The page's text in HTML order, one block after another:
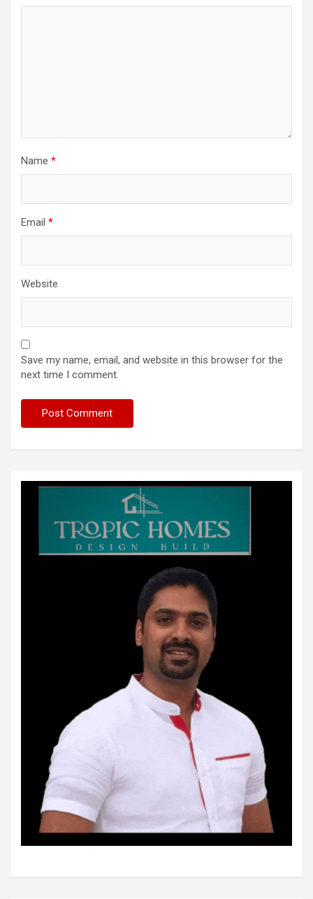
Name *
Email *
Website
Save my name, email, and website in this browser for the
next time I comment.